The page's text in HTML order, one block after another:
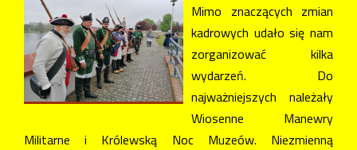
Mimo znaczących zmian
kadrowych udało się nam
zorganizować kilka
wydarzeń. Do
najważniejszych należały
Wiosenne Manewry
Militarne i Królewską Noc Muzeów. Niezmienną